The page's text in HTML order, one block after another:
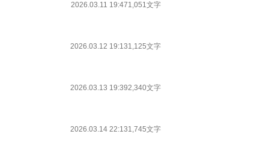
2026.03.11 19:471,051文字
2026.03.12 19:131,125文字
2026.03.13 19:392,340文字
2026.03.14 22:131,745文字